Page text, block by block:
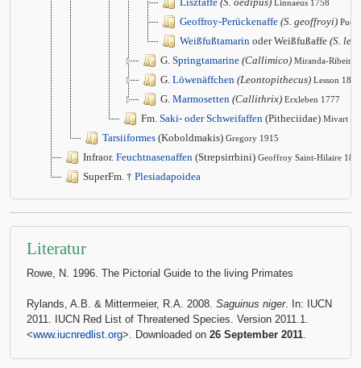
Linnaeus 1758
Geoffroy-Perückenaffe (S. geoffroyi)
Weißfußtamarin oder Weißfußaffe (S.
G. Springtamarine (Callimico) Miranda-Ribeiro
G. Löwenäffchen (Leontopithecus) Lesson 1840
G. Marmosetten (Callithrix) Erxleben 1777
Fm. Saki- oder Schweifaffen (Pitheciidae) Mivart
Tarsiiformes (Koboldmakis) Gregory 1915
Infraor. Feuchtnasenaffen (Strepsirrhini) Geoffroy Saint-Hilaire
SuperFm. † Plesiadapoidea
Literatur
Rowe, N. 1996. The Pictorial Guide to the living Primates
Rylands, A.B. & Mittermeier, R.A. 2008. Saguinus niger. In: IUCN
2011. IUCN Red List of Threatened Species. Version 2011.1.
<www.iucnredlist.org>. Downloaded on 26 September 2011.